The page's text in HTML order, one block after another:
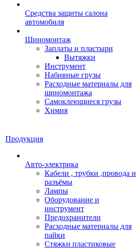
Средства защиты салона
автомобиля
Шиномонтаж
Заплаты и пластыри
Вытяжки
Инструмент
Набивные грузы
Расходные материалы для
шиномонтажа
Самоклеющиеся грузы
Химия
Продукция
Авто-электрика
Кабели , трубки ,провода и
разъёмы
Лампы
Оборудование и
инструмент
Предохранители
Расходные материалы для
пайки
Стяжки пластиковые